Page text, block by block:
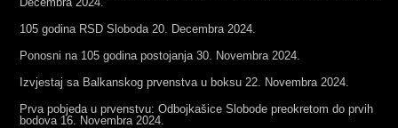
105 godina RSD Sloboda 20. Decembra 2024.
Ponosni na 105 godina postojanja 30. Novembra 2024.
Izvjestaj sa Balkanskog prvenstva u boksu 22. Novembra 2024.
Prva pobjeda u prvenstvu: Odbojkašice Slobode preokretom do prvih
bodova 16. Novembra 2024.